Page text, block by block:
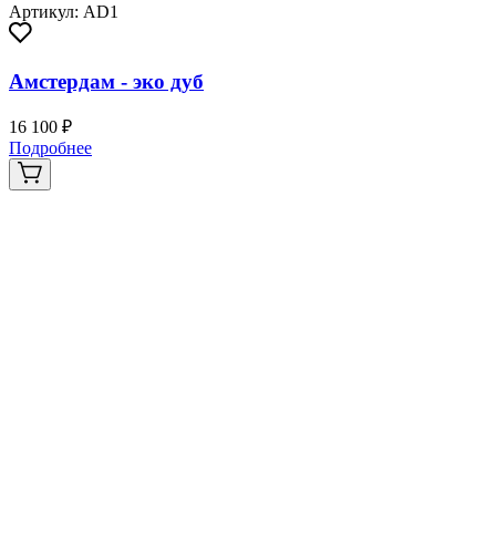
Артикул: AD1
Амстердам - эко дуб
16 100 ₽
Подробнее